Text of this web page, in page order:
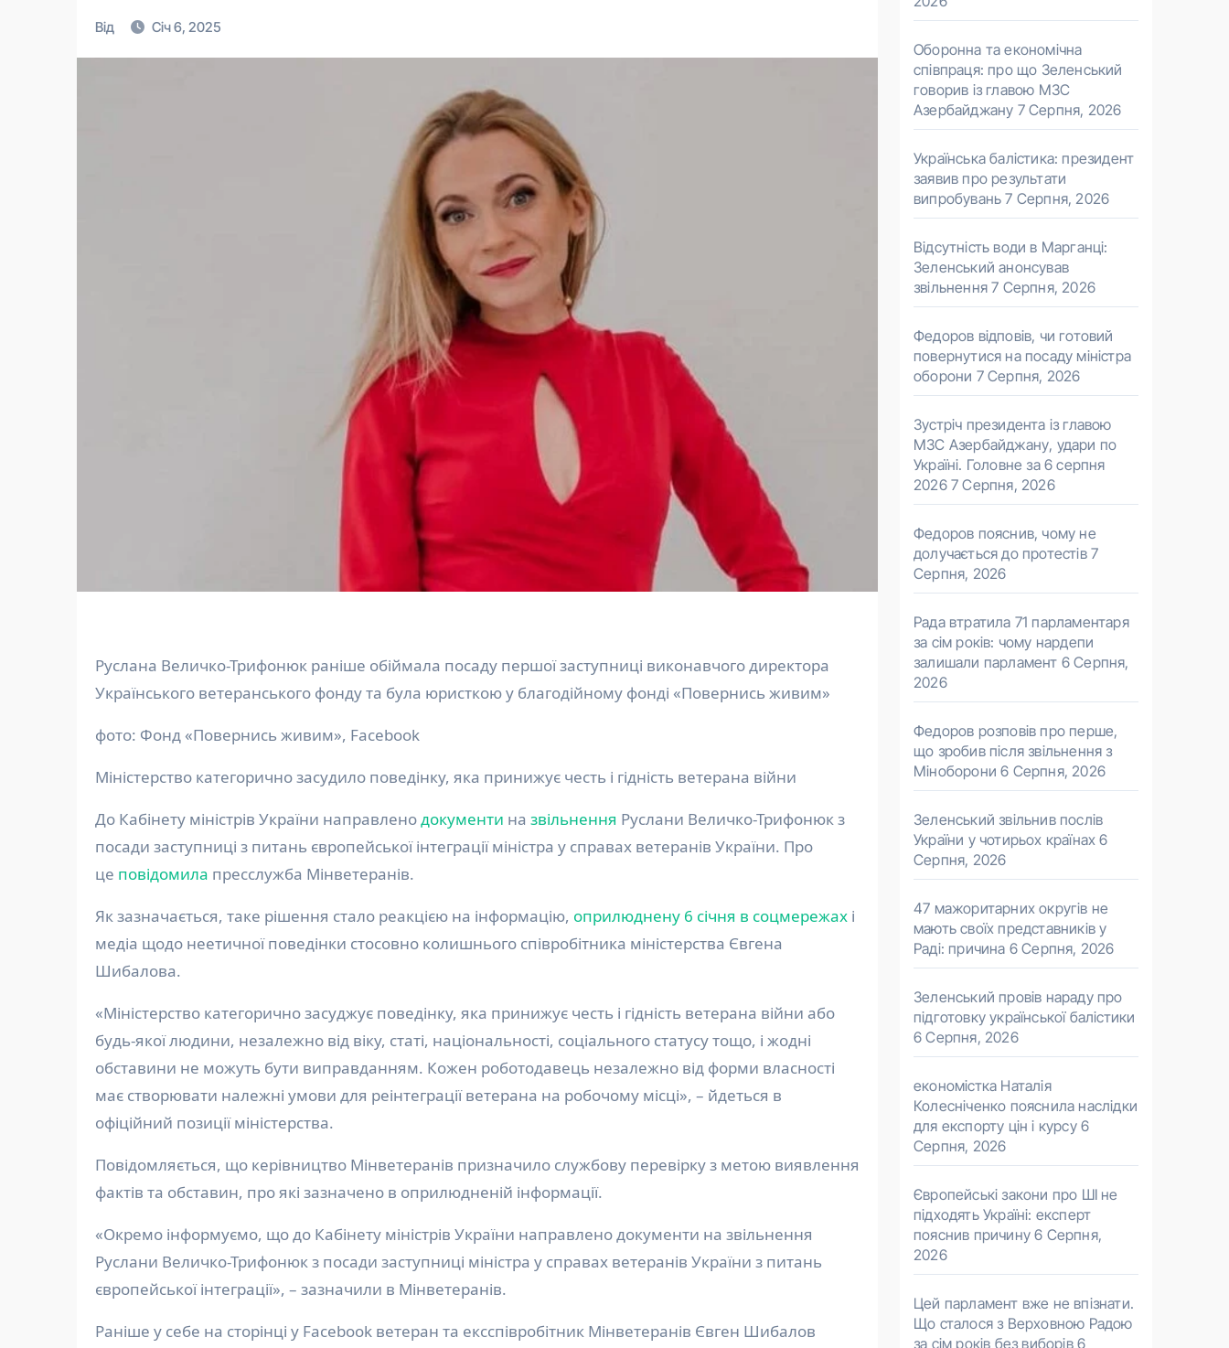
Від Січ 6, 2025
Руслана Величко-Трифонюк раніше обіймала посаду першої заступниці виконавчого директора
Українського ветеранського фонду та була юристкою у благодійному фонді «Повернись живим»
фото: Фонд «Повернись живим», Facebook
Міністерство категорично засудило поведінку, яка принижує честь і гідність ветерана війни
До Кабінету міністрів України направленодокументи на звільнення Руслани Величко-Трифонюк з
посади заступниці з питань європейської інтеграції міністра у справах ветеранів України. Про
це повідомила пресслужба Мінветеранів.
Як зазначається, таке рішення стало реакцією на інформацію, оприлюднену 6 січня в соцмережах і
медіа щодо неетичної поведінки стосовно колишнього співробітника міністерства Євгена
Шибалова.
«Міністерство категорично засуджує поведінку, яка принижує честь і гідність ветерана війни або
будь-якої людини, незалежно від віку, статі, національності, соціального статусу тощо, і жодні
обставини не можуть бути виправданням. Кожен роботодавець незалежно від форми власності
має створювати належні умови для реінтеграції ветерана на робочому місці», – йдеться в
офіційний позиції міністерства.
Повідомляється, що керівництво Мінветеранів призначило службову перевірку з метою виявлення
фактів та обставин, про які зазначено в оприлюдненій інформації.
«Окремо інформуємо, що до Кабінету міністрів України направлено документи на звільнення
Руслани Величко-Трифонюк з посади заступниці міністра у справах ветеранів України з питань
європейської інтеграції», – зазначили в Мінветеранів.
Раніше у себе на сторінці у Facebook ветеран та ексспівробітник Мінветеранів Євген Шибалов
Оборонна та економічна
співпраця: про що Зеленський
говорив із главою МЗС
Азербайджану 7 Серпня, 2026
Українська балістика: президент
заявив про результати
випробувань 7 Серпня, 2026
Відсутність води в Марганці:
Зеленський анонсував
звільнення 7 Серпня, 2026
Федоров відповів, чи готовий
повернутися на посаду міністра
оборони 7 Серпня, 2026
Зустріч президента із главою
МЗС Азербайджану, удари по
Україні. Головне за 6 серпня
2026 7 Серпня, 2026
Федоров пояснив, чому не
долучається до протестів 7
Серпня, 2026
Рада втратила 71 парламентаря
за сім років: чому нардепи
залишали парламент 6 Серпня,
2026
Федоров розповів про перше,
що зробив після звільнення з
Міноборони 6 Серпня, 2026
Зеленський звільнив послів
України у чотирьох країнах 6
Серпня, 2026
47 мажоритарних округів не
мають своїх представників у
Раді: причина 6 Серпня, 2026
Зеленський провів нараду про
підготовку української балістики
6 Серпня, 2026
економістка Наталія
Колесніченко пояснила наслідки
для експорту цін і курсу 6
Серпня, 2026
Європейські закони про ШІ не
підходять Україні: експерт
пояснив причину 6 Серпня,
2026
Цей парламент вже не впізнати.
Що сталося з Верховною Радою
за сім років без виборів 6